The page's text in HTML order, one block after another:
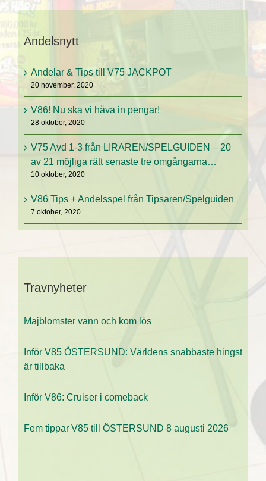
Andelsnytt
Andelar & Tips till V75 JACKPOT
20 november, 2020
V86! Nu ska vi håva in pengar!
28 oktober, 2020
V75 Avd 1-3 från LIRAREN/SPELGUIDEN – 20
av 21 möjliga rätt senaste tre omgångarna…
10 oktober, 2020
V86 Tips + Andelsspel från Tipsaren/Spelguiden
7 oktober, 2020
Travnyheter
Majblomster vann och kom lös
Inför V85 ÖSTERSUND: Världens snabbaste hingst
är tillbaka
Inför V86: Cruiser i comeback
Fem tippar V85 till ÖSTERSUND 8 augusti 2026